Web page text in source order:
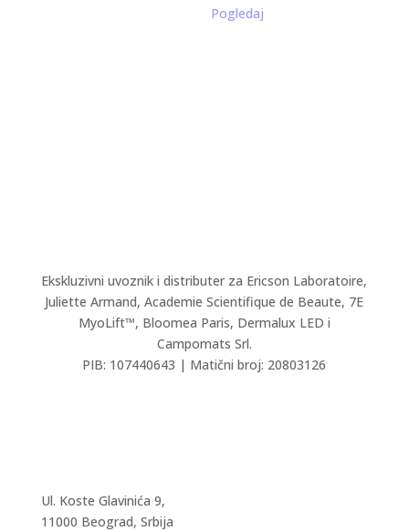
Pogledaj
Ekskluzivni uvoznik i distributer za Ericson Laboratoire,
Juliette Armand,Academie Scientifique de Beaute, 7E
MyoLift™, Bloomea Paris, Dermalux LED i
Campomats Srl.
PIB: 107440643 | Matični broj: 20803126
Ul. Koste Glavinića 9,
11000 Beograd, Srbija